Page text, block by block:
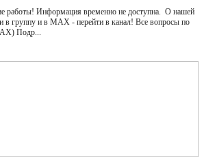
работы! Информация временно не доступна. О нашей
в группу и в МАХ - перейти в канал! Все вопросы по
Подр...